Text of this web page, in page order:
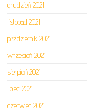
grudzień 2021
listopad 2021
październik 2021
wrzesień 2021
sierpień 2021
lipiec 2021
czerwiec 2021